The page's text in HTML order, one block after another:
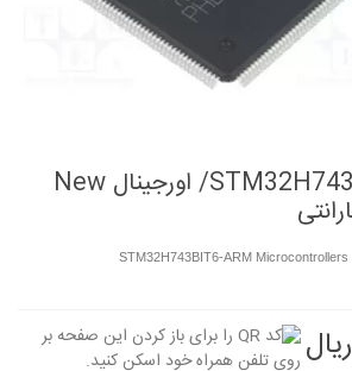
میکروکنترلر STM32H743BIT6/ اورجینال New
STM32H743BIT6-ARM